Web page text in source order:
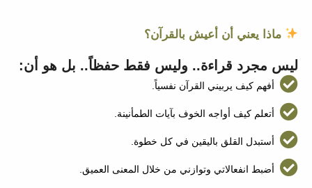
ماذا يعني أن أعيش بالقرآن؟
ليس مجرد قراءة.. وليس فقط حفظاً.. بل هو أن:
أفهم كيف يربيني القرآن نفسياً.
أتعلم كيف أواجه الخوف بآيات الطمأنينة.
أستبدل القلق باليقين في كل خطوة.
أضبط انفعالاتي وتوازني من خلال المعنى العميق.